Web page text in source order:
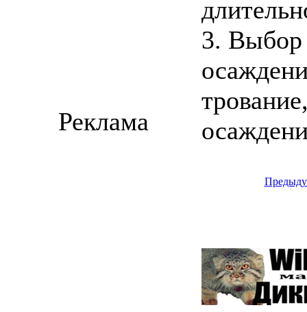
3. Выбор
Реклама